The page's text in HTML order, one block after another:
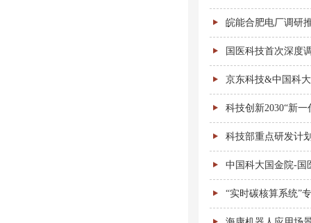
皖能合肥电厂调研
国医科技首次深度
京东科技&中国科
科技创新2030“新
科技部重点研发计
中国科大国金院-国
“实时碳核算系统”